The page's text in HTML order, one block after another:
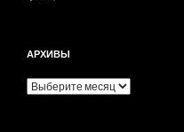
АРХИВЫ
А